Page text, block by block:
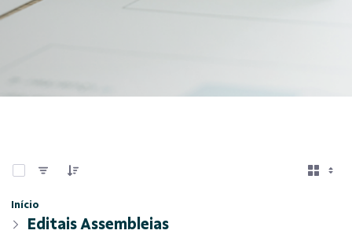
Início
Editais Assembleias